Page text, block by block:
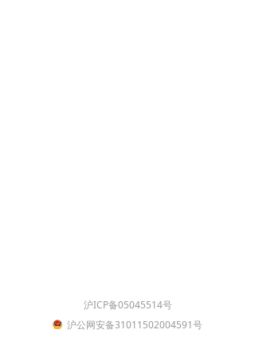
沪ICP备05045514号
沪公网安备31011502004591号